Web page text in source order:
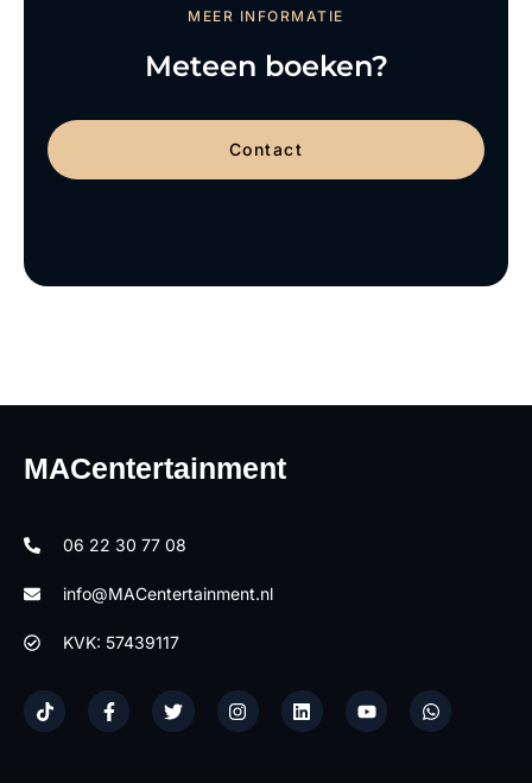
MEER INFORMATIE
Meteen boeken?
Contact
MACentertainment
06 22 30 77 08
info@MACentertainment.nl
KVK: 57439117